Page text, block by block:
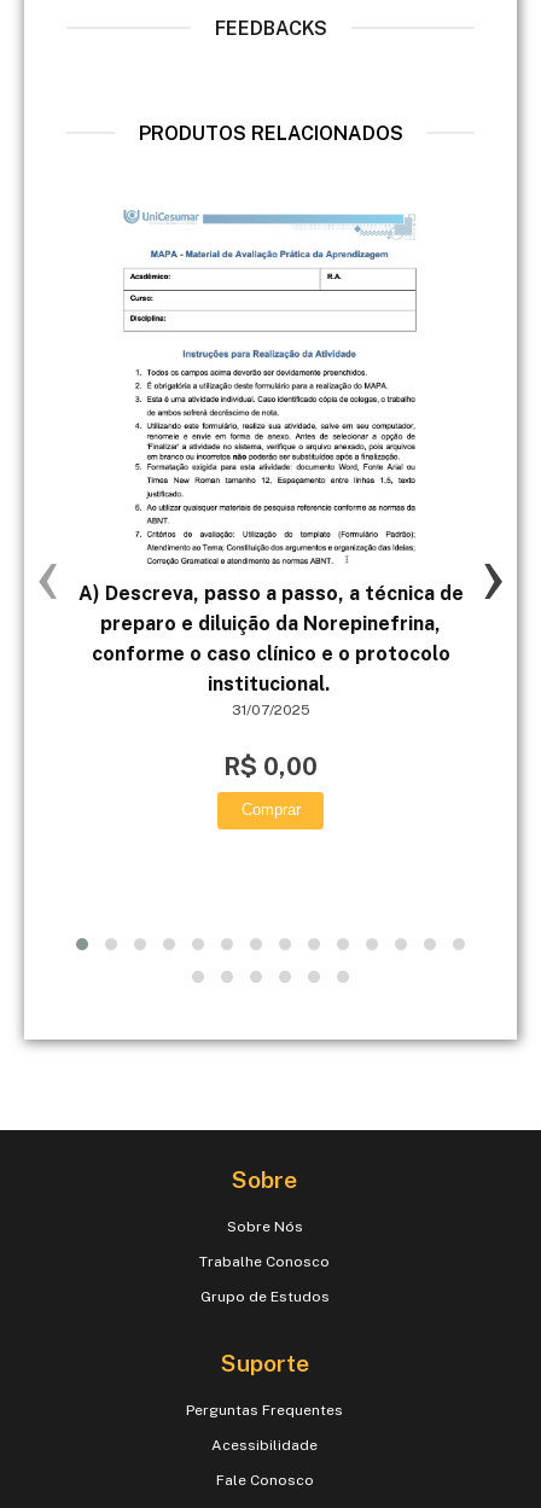
FEEDBACKS
PRODUTOS RELACIONADOS
A) Descreva, passo a passo, a técnica de
preparo e diluição da Norepinefrina,
conforme o caso clínico e o protocolo
institucional.
31/07/2025
R$ 0,00
Comprar
‹ ›
Sobre
Sobre Nós
Trabalhe Conosco
Grupo de Estudos
Suporte
Perguntas Frequentes
Acessibilidade
Fale Conosco